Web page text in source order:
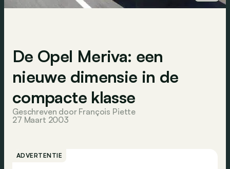
De Opel Meriva: een
nieuwe dimensie in de
compacte klasse
Geschreven door François Piette
27 Maart 2003
ADVERTENTIE